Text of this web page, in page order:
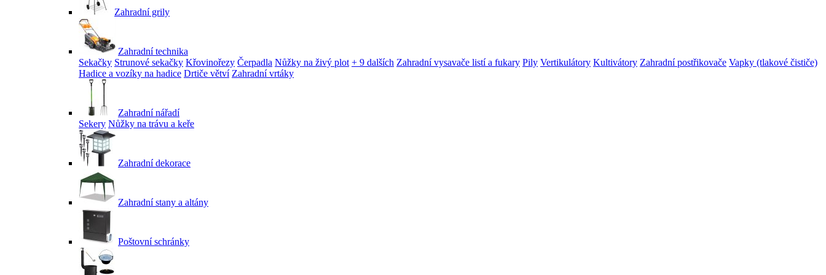
Zahradní grily
Zahradní technika
Sekačky Strunové sekačky Křovinořezy Čerpadla Nůžky na živý plot + 9 dalších Zahradní vysavače listí a fukary Pily Vertikulátory Kultivátory Zahradní postřikovače Vapky (tlakové čističe)
Hadice a vozíky na hadice Drtiče větví Zahradní vrtáky
Zahradní nářadí
Sekery Nůžky na trávu a keře
Zahradní dekorace
Zahradní stany a altány
Poštovní schránky